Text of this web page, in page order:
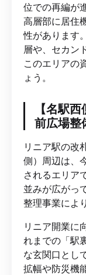
位での再編が
高層部に居住
性があります
層や、セカン
このエリアの
ょう。
【名駅
前広場整
リニア駅の改
側）周辺は、
されるエリア
並みが広がっ
整理事業によ
リニア開業に
れまでの「駅
な玄関口とし
拡幅や防災機